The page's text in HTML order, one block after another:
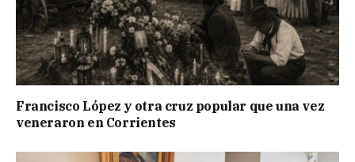
Francisco López y otra cruz popular que una vez
veneraron en Corrientes